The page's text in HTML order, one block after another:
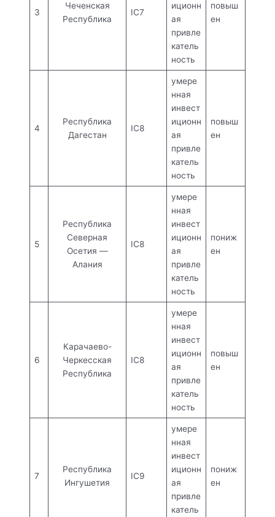
3
Чеченская
Республика
IC7
иционн
ая
привле
катель
ность
повыш
ен
4
Республика
Дагестан
IC8
умере
нная
инвест
иционн
ая
привле
катель
ность
повыш
ен
5
Республика
Северная
Осетия —
Алания
IC8
умере
нная
инвест
иционн
ая
привле
катель
ность
пониж
ен
6
Карачаево-
Черкесская
Республика
IC8
умере
нная
инвест
иционн
ая
привле
катель
ность
повыш
ен
7
Республика
Ингушетия
IC9
умере
нная
инвест
иционн
ая
привле
катель
пониж
ен